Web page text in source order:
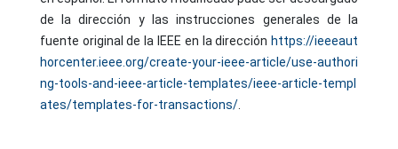
de la dirección y las instrucciones generales de la
fuente original de la IEEE en la dirección https://ieeeaut
horcenter.ieee.org/create-your-ieee-article/use-authori
ng-tools-and-ieee-article-templates/ieee-article-templ
ates/templates-for-transactions/.